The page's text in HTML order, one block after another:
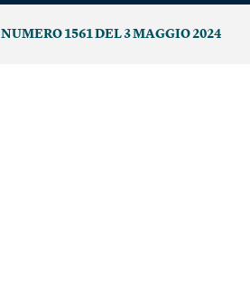
NUMERO 1561 DEL 3 MAGGIO 2024